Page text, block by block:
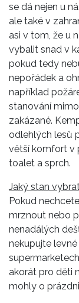
se dá nejen u
ale také v
asi v tom, že u
vybalit snad v
pokud tedy
nepořádek a
například
stanování
zakázané.
odlehlých lesů
větší komfort v
toalet a sprch.
Jaký stan
Pokud
mrznout nebo
nenadálých
nekupujte
akorát pro děti
mohly o